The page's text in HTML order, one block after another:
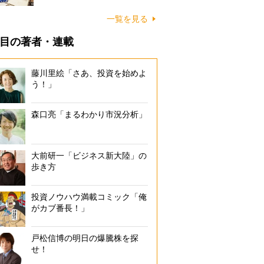
一覧を見る
の著者・連載
藤川里絵「さあ、投資を始めよ
う！」
森口亮「まるわかり市況分析」
大前研一「ビジネス新大陸」の
歩き方
投資ノウハウ満載コミック「俺
がカブ番長！」
戸松信博の明日の爆騰株を探
せ！